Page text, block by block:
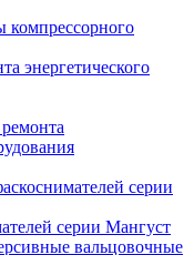
компрессорного
энергетического
серии
серии Мангуст
вальцовочные